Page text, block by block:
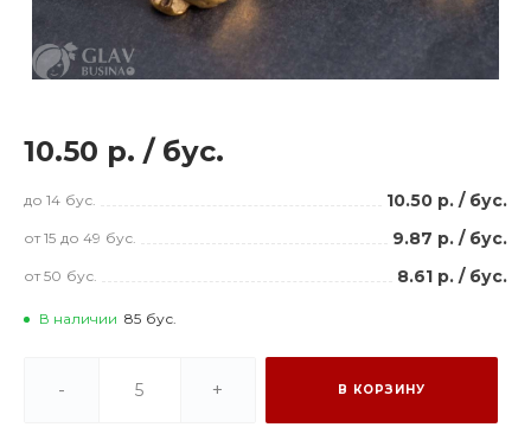
10.50 р. / бус.
до 14 бус. 10.50 р. / бус.
от 15 до 49 бус. 9.87 р. / бус.
от 50 бус. 8.61 р. / бус.
В наличии 85 бус.
- + В КОРЗИНУ